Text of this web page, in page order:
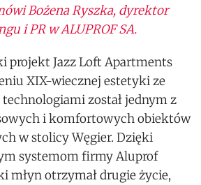
Bożena Ryszka, dyrektor
i PR w ALUPROF SA.
projekt Jazz Loft Apartments
XIX-wiecznej estetyki ze
technologiami został jednym z
i komfortowych obiektów
w stolicy Węgier. Dzięki
systemom firmy Aluprof
młyn otrzymał drugie życie,